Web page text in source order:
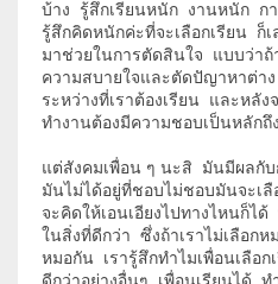
บ้าง รู้สึกเรียนหนัก งานหนัก ก
รู้สึกคิดหนักค่ะที่จะเลือกเรียน ก็
มาช่วยในการตัดสินใจ แบบว่าถ้
ความสบายใจและตัดปัญาหาต่า
ระหว่างที่เราต้องเรียน และหลั
ทำงานต้องมีความชอบเป็นหลักถึ
แต่สังคมเพื่อน ๆ นะสิ มันมีผลกั
มันไม่ได้อยู่ที่ชอบไม่ชอบมันจะเ
จะคิดให้เอนเอียงไปทางไหนก็ไ
ในสิ่งที่ดีกว่า ซึ่งถ้าเราไม่เลือก
หมอกัน เรารู้สึกทำไมเพื่อนเลือ